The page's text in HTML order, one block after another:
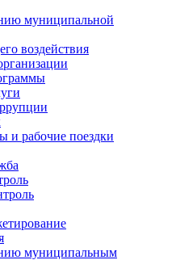
муниципальной
воздействия
и рабочие поездки
муниципальным